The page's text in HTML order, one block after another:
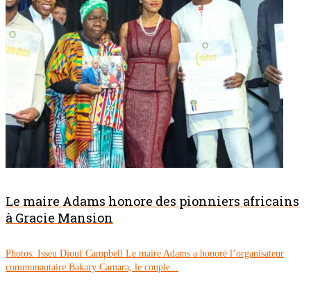
Le maire Adams honore des pionniers africains
à Gracie Mansion
Photos: Isseu Diouf Campbell Le maire Adams a honoré l’organisateur
communautaire Bakary Camara, le couple...